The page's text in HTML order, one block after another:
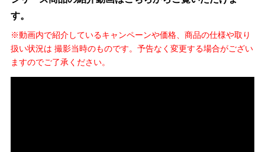
す。
※動画内で紹介しているキャンペーンや価格、商品の仕様や取り
扱い状況は 撮影当時のものです。予告なく変更する場合がござい
ますのでご了承ください。